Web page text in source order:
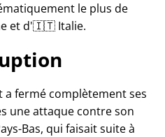
le plus de
et d'🇮🇹 Italie.
fermé complètement ses
une attaque contre son
Bas, qui faisait suite à